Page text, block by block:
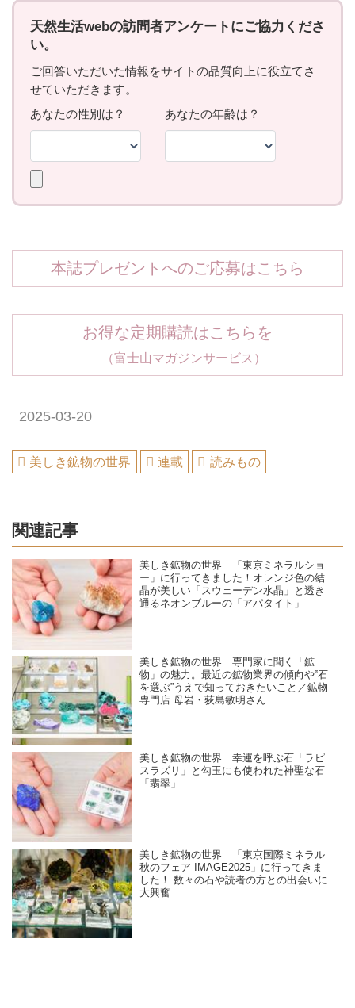
本誌プレゼントへのご応募はこちら
お得な定期購読はこちらを
（富士山マガジンサービス）
2025-03-20
美しき鉱物の世界 連載 読みもの
関連記事
美しき鉱物の世界｜「東京ミネラルショ
ー」に行ってきました！オレンジ色の結
晶が美しい「スウェーデン水晶」と透き
通るネオンブルーの「アパタイト」
美しき鉱物の世界｜専門家に聞く「鉱
物」の魅力。最近の鉱物業界の傾向や‟石
を選ぶ”うえで知っておきたいこと／鉱物
専門店 母岩・荻島敏明さん
美しき鉱物の世界｜幸運を呼ぶ石「ラピ
スラズリ」と勾玉にも使われた神聖な石
「翡翠」
美しき鉱物の世界｜「東京国際ミネラル
秋のフェア IMAGE2025」に行ってきま
した！ 数々の石や読者の方との出会いに
大興奮